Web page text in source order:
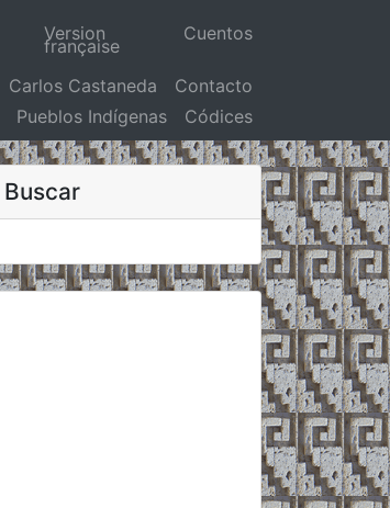
Version
française
Cuentos
Carlos Castaneda
Contacto
Pueblos Indígenas Códices
Buscar